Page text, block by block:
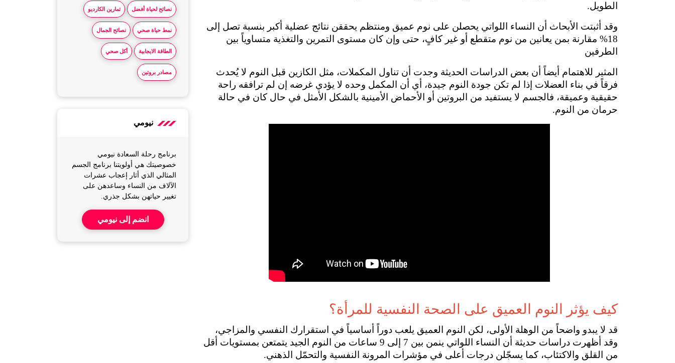
الطويل.
الطرفين
حرمان من النوم.
كيف يؤثر النوم العميق على الصحة النفسية للمرأة؟
من القلق والاكتئاب، كما يسجّلن درجات أعلى في مؤشرات المرونة النفسية والتحمّل الذهني.
نصائح لحياة أفضل تمارين الكارديو
نمط حياة صحي نصائح الجمال
الطاقة الايجابية أكل صحي
مصادر بروتين
نيومي
برنامج رحلة السعادة نيومي
خصوصيتك هي أولويتنا برنامج الجسم
المثالي الذي أثار إعجاب عشرات
الآلاف من النساء وساعدهن على
تغيير حياتهن بشكل جذري.
انضم إلى نيومي